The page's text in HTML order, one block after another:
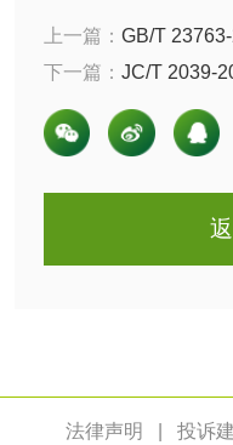
上一篇： GB/T
菌性能的评价，检测
下一篇： JC/T 2039-
试验方法是什么
法律声明 投诉
洗
花
洗
水处